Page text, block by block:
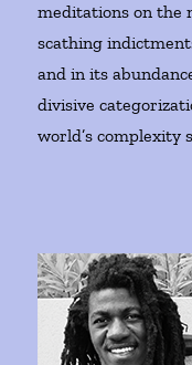
meditations on the
scathing
and in its
divisive
world’s complexity